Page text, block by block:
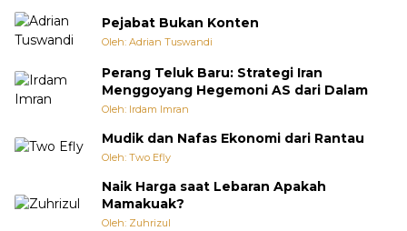
Pejabat Bukan Konten
Oleh: Adrian Tuswandi
Perang Teluk Baru: Strategi Iran
Menggoyang Hegemoni AS dari Dalam
Oleh: Irdam Imran
Mudik dan Nafas Ekonomi dari Rantau
Oleh: Two Efly
Naik Harga saat Lebaran Apakah
Mamakuak?
Oleh: Zuhrizul